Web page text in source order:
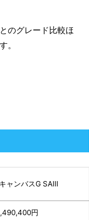
のグレード比較ほ
。
ャンバスG SAⅢ
円